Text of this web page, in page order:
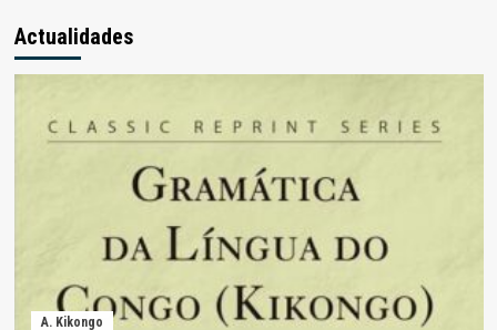
Actualidades
A. Kikongo